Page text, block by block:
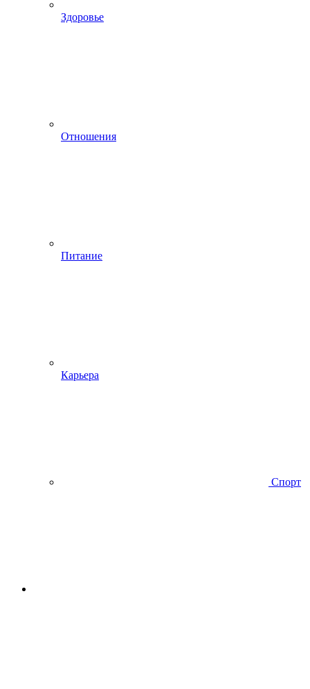
Здоровье
Отношения
Питание
Карьера
Спорт